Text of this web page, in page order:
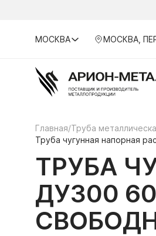
МОСКВА МОСКВА,
Главная/Труба
Труба чугунная напорная
ТРУБА
ДУ300